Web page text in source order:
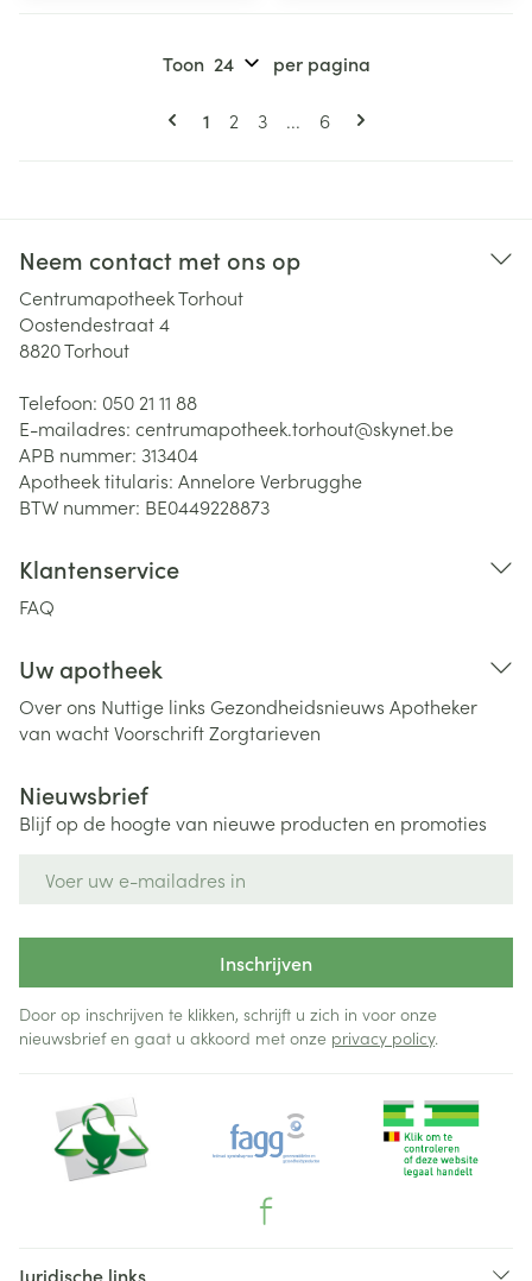
Pagina's
U lees momenteel pagina
1 Pagina
2 Pagina
3 ... Pagina
6
Toon per pagina
Neem contact met ons op
Centrumapotheek Torhout
Oostendestraat 4
8820Torhout
Telefoon: 050 21 11 88
E-mailadres: centrumapotheek.torhout@skynet.be
APB nummer: 313404
Apotheek titularis: Annelore Verbrugghe
BTW nummer: BE0449228873
Klantenservice
FAQ
Uw apotheek
Over ons Nuttige links Gezondheidsnieuws Apotheker
van wachtVoorschriftZorgtarieven
Nieuwsbrief
Blijf op de hoogte van nieuwe producten en promoties
Inschrijven
Door op inschrijven te klikken, schrijft u zich in voor onze
nieuwsbrief en gaat u akkoord met onze privacy policy.
Juridische links